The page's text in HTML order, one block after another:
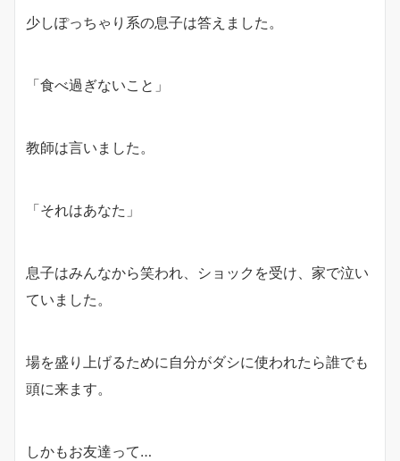
少しぽっちゃり系の息子は答えました。
「食べ過ぎないこと」
教師は言いました。
「それはあなた」
息子はみんなから笑われ、ショックを受け、家で泣い
ていました。
場を盛り上げるために自分がダシに使われたら誰でも
頭に来ます。
しかもお友達って…